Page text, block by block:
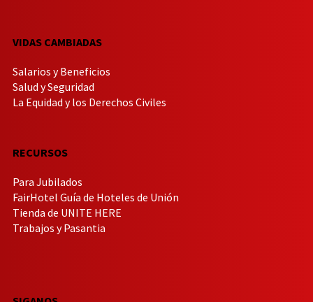
VIDAS CAMBIADAS
Salarios y Beneficios
Salud y Seguridad
La Equidad y los Derechos Civiles
RECURSOS
Para Jubilados
FairHotel Guía de Hoteles de Unión
Tienda de UNITE HERE
Trabajos y Pasantia